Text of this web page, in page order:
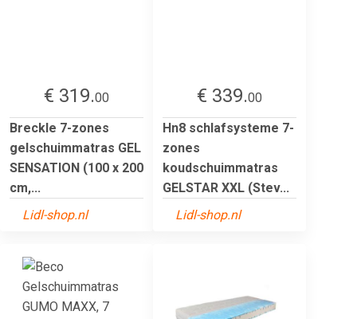
€ 319.00
Breckle 7-zones
gelschuimmatras GEL
SENSATION (100 x 200
cm,...
Lidl-shop.nl
€ 339.00
Hn8 schlafsysteme 7-
zones
koudschuimmatras
GELSTAR XXL (Stev...
Lidl-shop.nl